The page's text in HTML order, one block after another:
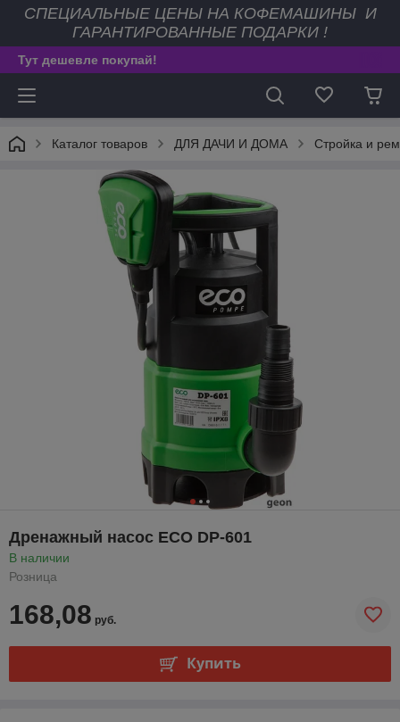
СПЕЦИАЛЬНЫЕ ЦЕНЫ НА КОФЕМАШИНЫ И
ГАРАНТИРОВАННЫЕ ПОДАРКИ !
Тут дешевле покупай!
Каталог товаров ДЛЯ ДАЧИ И ДОМА Стройка и
Дренажный насос ECO DP-601
В наличии
Розница
168,08 руб.
Купить